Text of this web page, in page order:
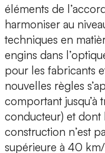
éléments de
harmoniser au
techniques en
engins dans
pour les fabricants
nouvelles règles
comportant jusqu’à
conducteur) et dont
construction n’est
supérieure à 40